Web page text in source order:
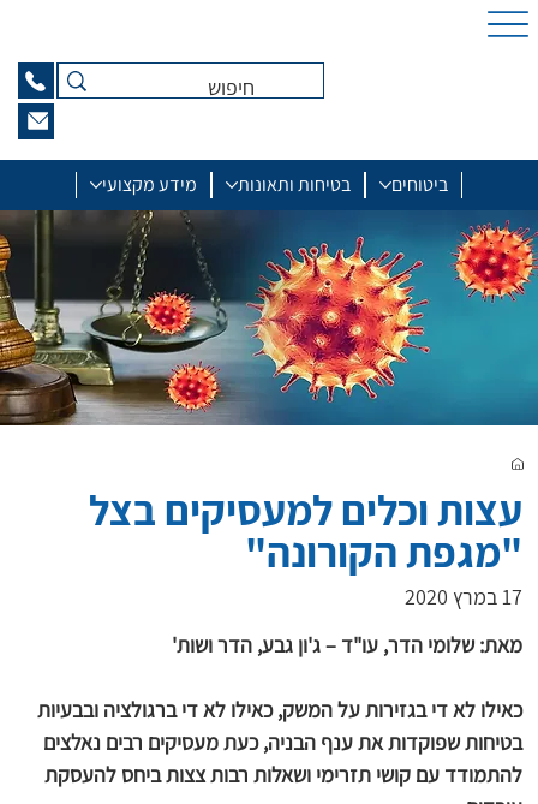
ביטוחים בטיחות ותאונות מידע מקצועי
עצות וכלים למעסיקים בצל
"מגפת הקורונה"
17 במרץ 2020
מאת: שלומי הדר, עו"ד – ג'ון גבע, הדר ושות'
כאילו לא די בגזירות על המשק, כאילו לא די ברגולציה ובבעיות
בטיחות שפוקדות את ענף הבניה, כעת מעסיקים רבים נאלצים
להתמודד עם קושי תזרימי ושאלות רבות צצות ביחס להעסקת